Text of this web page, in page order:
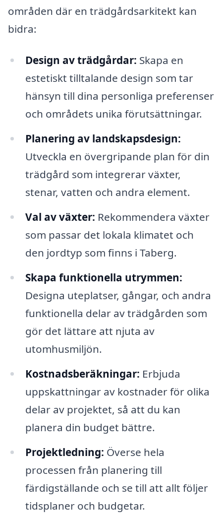
områden där en trädgårdsarkitekt kan
bidra:
Design av trädgårdar: Skapa en
estetiskt tilltalande design som tar
hänsyn till dina personliga preferenser
och områdets unika förutsättningar.
Planering av landskapsdesign:
Utveckla en övergripande plan för din
trädgård som integrerar växter,
stenar, vatten och andra element.
Val av växter: Rekommendera växter
som passar det lokala klimatet och
den jordtyp som finns i Taberg.
Skapa funktionella utrymmen:
Designa uteplatser, gångar, och andra
funktionella delar av trädgården som
gör det lättare att njuta av
utomhusmiljön.
Kostnadsberäkningar: Erbjuda
uppskattningar av kostnader för olika
delar av projektet, så att du kan
planera din budget bättre.
Projektledning: Överse hela
processen från planering till
färdigställande och se till att allt följer
tidsplaner och budgetar.